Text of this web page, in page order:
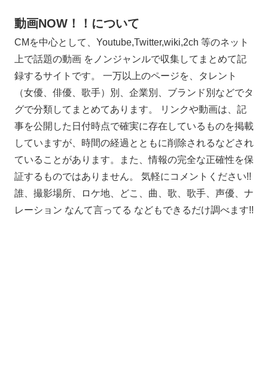
動画NOW！！について
CMを中心として、Youtube,Twitter,wiki,2ch 等のネット
上で話題の動画 をノンジャンルで収集してまとめて記
録するサイトです。 一万以上のページを、タレント
（女優、俳優、歌手）別、企業別、ブランド別などでタ
グで分類してまとめてあります。 リンクや動画は、記
事を公開した日付時点で確実に存在しているものを掲載
していますが、時間の経過とともに削除されるなどされ
ていることがあります。また、情報の完全な正確性を保
証するものではありません。 気軽にコメントください!!
誰、撮影場所、ロケ地、どこ、曲、歌、歌手、声優、ナ
レーション なんて言ってる などもできるだけ調べます!!